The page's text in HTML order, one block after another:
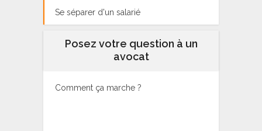
Se séparer d'un salarié
Posez votre question à un
avocat
Comment ça marche ?